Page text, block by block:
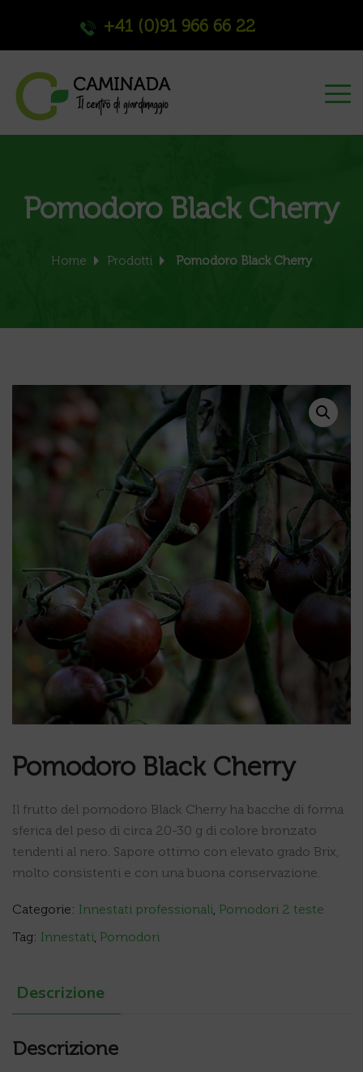
+41 (0)91 966 66 22
Pomodoro Black Cherry
Home Prodotti Pomodoro Black Cherry
Pomodoro Black Cherry
Il frutto del pomodoro Black Cherry ha bacche di forma
sferica del peso di circa 20-30 g di colore bronzato
tendenti al nero. Sapore ottimo con elevato grado Brix,
molto consistenti e con una buona conservazione.
Categorie: Innestati professionali Pomodori 2 teste
Tag: Innestati Pomodori
Descrizione
Descrizione